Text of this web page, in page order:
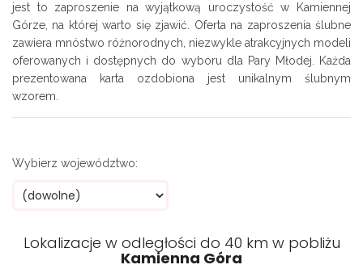
jest to zaproszenie na wyjątkową uroczystość w Kamiennej
Górze, na której warto się zjawić. Oferta na zaproszenia ślubne
zawiera mnóstwo różnorodnych, niezwykle atrakcyjnych modeli
oferowanych i dostępnych do wyboru dla Pary Młodej. Każda
prezentowana karta ozdobiona jest unikalnym ślubnym
wzorem.
Wybierz województwo:
Lokalizacje w odległości do 40 km w pobliżu
Kamienna Góra